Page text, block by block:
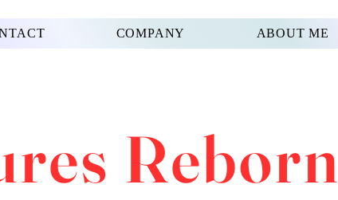
COMPANY ABOUT ME
Reborn